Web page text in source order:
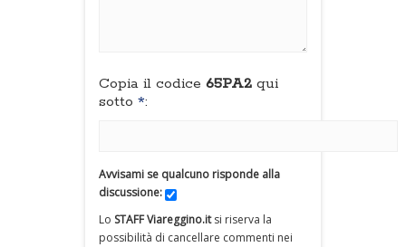
Copia il codice 65PA2 qui
sotto *:
Avvisami se qualcuno risponde alla
discussione:
Lo STAFF Viareggino.itsi riserva la
possibilità di cancellare commenti nei